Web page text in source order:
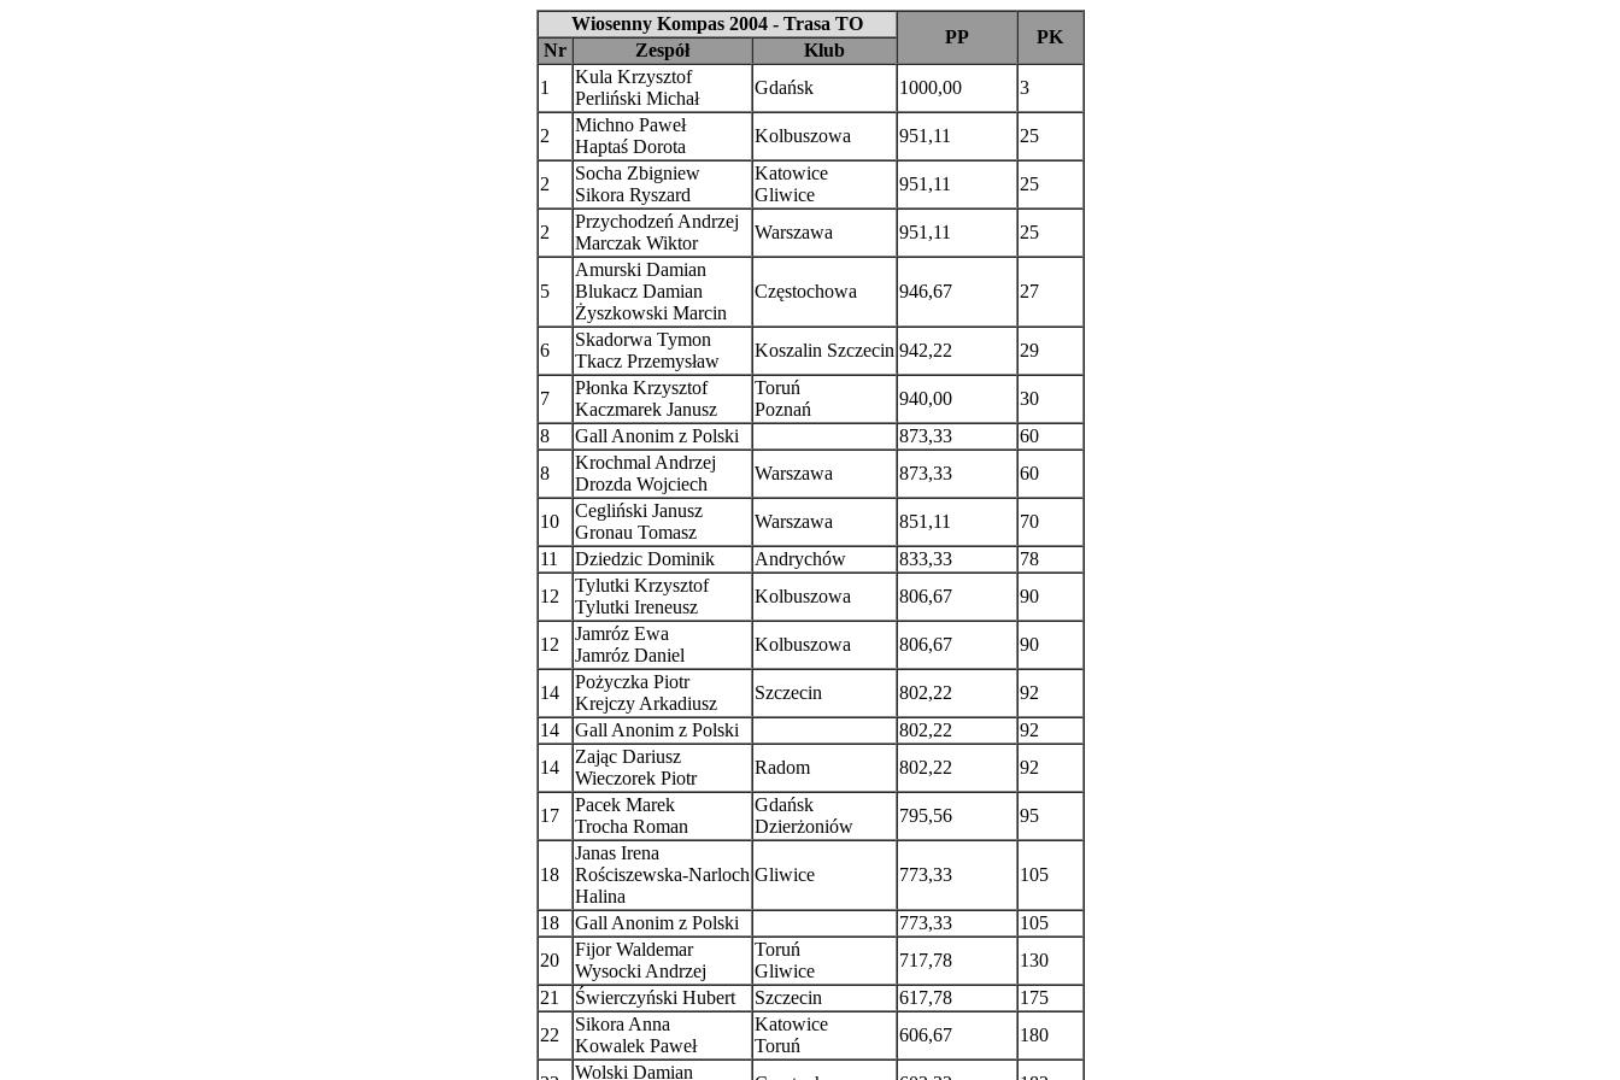
Wiosenny Kompas 2004 - Trasa TO
PP PK
Nr Zespół
Klub
1
Kula Krzysztof
Perliński Michał
Gdańsk 1000,00 3
2
Michno Paweł
Haptaś Dorota
Kolbuszowa 951,11 25
2
Socha Zbigniew
Sikora Ryszard
Katowice
Gliwice
951,11 25
2
Przychodzeń Andrzej
Marczak Wiktor
Warszawa 951,11 25
5
Amurski Damian
Blukacz Damian
Żyszkowski Marcin
Częstochowa 946,67 27
6
Skadorwa Tymon
Tkacz Przemysław
Koszalin Szczecin 942,22 29
7
Płonka Krzysztof
Kaczmarek Janusz
Toruń
Poznań
940,00
30
8
Gall Anonim z Polski 873,33
60
8
Krochmal Andrzej
Drozda Wojciech
Warszawa 873,33 60
10
Cegliński Janusz
Gronau Tomasz
Warszawa 851,11
70
11
Dziedzic Dominik Andrychów 833,33
78
12
Tylutki Krzysztof
Tylutki Ireneusz
Kolbuszowa 806,67 90
12
Jamróz Ewa
Jamróz Daniel
Kolbuszowa 806,67 90
14
Pożyczka Piotr
Krejczy Arkadiusz
Szczecin 802,22
92
14
Gall Anonim z Polski 802,22
92
14
Zając Dariusz
Wieczorek Piotr
Radom 802,22 92
17
Pacek Marek
Trocha Roman
Gdańsk
Dzierżoniów
795,56 95
18
Janas Irena
Rościszewska-Narloch
Halina
Gliwice 773,33 105
18 Gall Anonim z Polski 773,33
105
20
Fijor Waldemar
Wysocki Andrzej
Toruń
Gliwice
717,78
130
21
Świerczyński Hubert Szczecin 617,78
175
22
Sikora Anna
Kowalek Paweł
Katowice
Toruń
606,67 180
Wolski Damian